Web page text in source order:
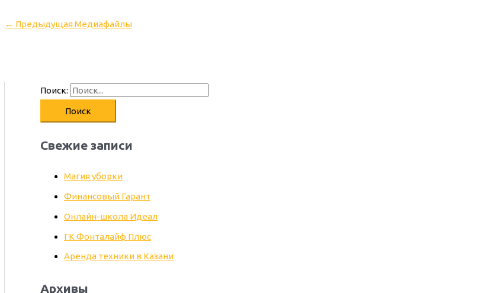
← Предыдущая Медиафайлы
Поиск:
Свежие записи
Магия уборки
Финансовый Гарант
Онлайн-школа Идеал
ГК Фонталайф Плюс
Аренда техники в Казани
Архивы